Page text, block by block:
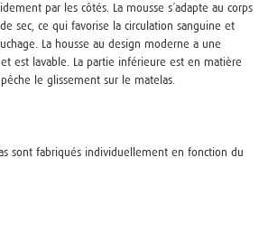
par les côtés. La mousse s´adapte au corps
sec, ce qui favorise la circulation sanguine et
La housse au design moderne a une
est lavable. La partie inférieure est en matière
le glissement sur le matelas.
sont fabriqués individuellement en fonction du